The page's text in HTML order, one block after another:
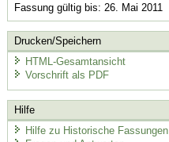
Fassung gültig bis: 26. Mai 2011
Drucken/Speichern
HTML-Gesamtansicht
Vorschrift als PDF
Hilfe
Hilfe zu Historische Fassungen